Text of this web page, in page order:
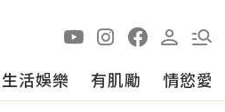
生活娛樂 有肌勵 情慾愛